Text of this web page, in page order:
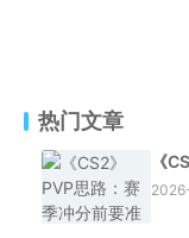
热门文章
《